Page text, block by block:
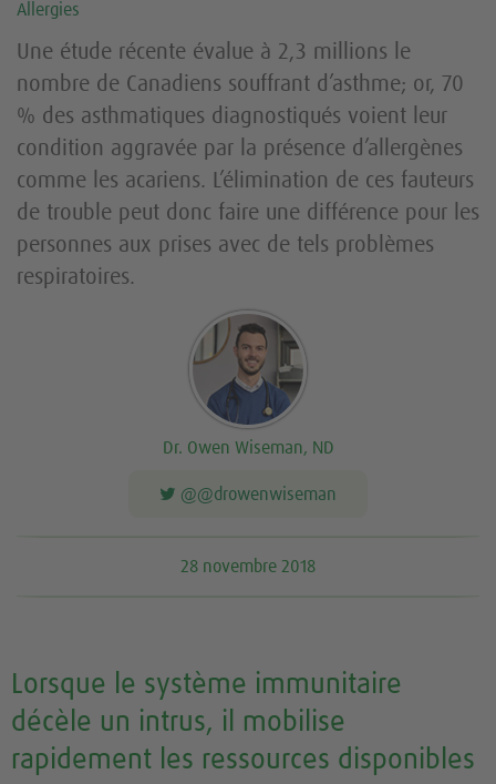
Allergies
Une étude récente évalue à 2,3 millions le
nombre de Canadiens souffrant d’asthme; or, 70
% des asthmatiques diagnostiqués voient leur
condition aggravée par la présence d’allergènes
comme les acariens. L’élimination de ces fauteurs
de trouble peut donc faire une différence pour les
personnes aux prises avec de tels problèmes
respiratoires.
Dr. Owen Wiseman, ND
@@drowenwiseman
28 novembre 2018
Lorsque le système immunitaire
décèle un intrus, il mobilise
rapidement les ressources disponibles